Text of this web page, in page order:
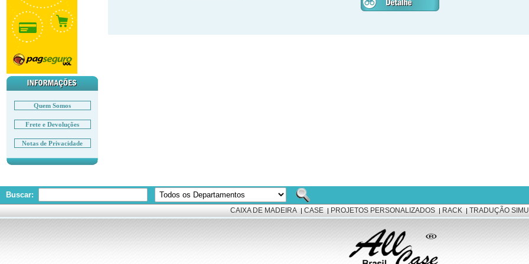
Quem Somos
Frete e Devoluções
Notas de Privacidade
Buscar:
CAIXA DE MADEIRA | CASE | PROJETOS PERSONALIZADOS | RACK | TRADUÇÃO